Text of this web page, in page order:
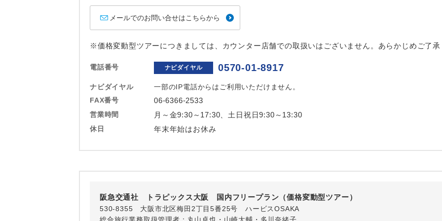
メールでのお問い合せはこちらから
※価格変動型ツアーにつきましては、カウンター店舗での取扱いはございません。あらかじめご了承
電話番号 ナビダイヤル 0570-01-8917
ナビダイヤル
一部のIP電話からはご利用いただけません。
FAX番号
06-6366-2533
営業時間 月～金9:30～17:30、土日祝日9:30～13:30
休日 年末年始はお休み
阪急交通社 トラピックス大阪 国内フリープラン（価格変動型ツアー）
530-8355 大阪市北区梅田2丁目5番25号 ハービスOSAKA
総合旅行業務取扱管理者：丸山卓也・山崎大輔・多川奈緒子
ホテル指定
おひとり様バス2席利用